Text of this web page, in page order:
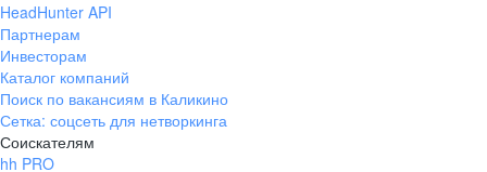
HeadHunter API
Партнерам
Инвесторам
Каталог компаний
Поиск по вакансиям в Каликино
Сетка: соцсеть для нетворкинга
Соискателям
hh PRO